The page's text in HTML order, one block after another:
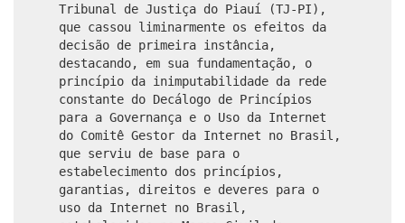
Tribunal de Justiça do Piauí (TJ-PI),
que cassou liminarmente os efeitos da
decisão de primeira instância,
destacando, em sua fundamentação, o
princípio da inimputabilidade da rede
constante do Decálogo de Princípios
para a Governança e o Uso da Internet
do Comitê Gestor da Internet no Brasil,
que serviu de base para o
estabelecimento dos princípios,
garantias, direitos e deveres para o
uso da Internet no Brasil,